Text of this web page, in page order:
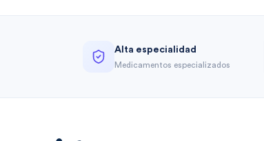
Alta especialidad
Medicamentos especializados